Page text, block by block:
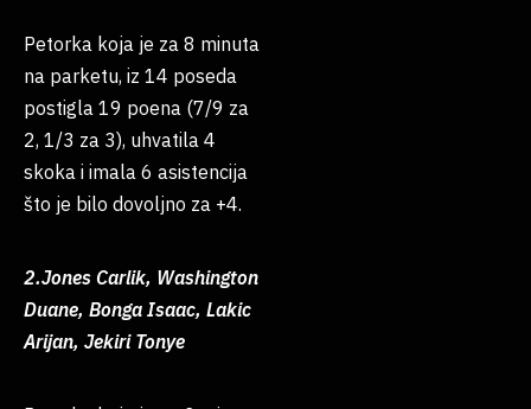
Petorka koja je za 8 minuta
na parketu, iz 14 poseda
postigla 19 poena (7/9 za
2, 1/3 za 3), uhvatila 4
skoka i imala 6 asistencija
što je bilo dovoljno za +4.
2.Jones Carlik, Washington
Duane, Bonga Isaac, Lakic
Arijan, Jekiri Tonye